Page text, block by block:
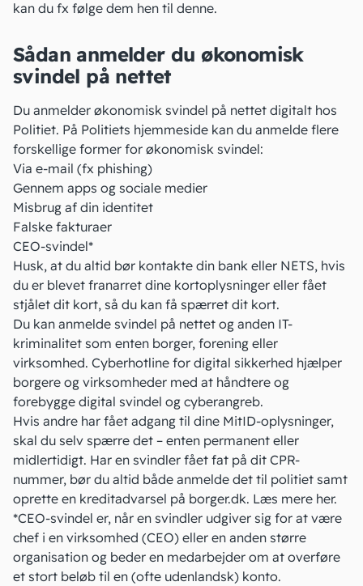
kan du fx følge dem hen til denne.
Sådan anmelder du økonomisk
svindel på nettet
Du anmelder økonomisk svindel på nettet digitalt hos
Politiet. På Politiets hjemmeside kan du anmelde flere
forskellige former for økonomisk svindel:
Via e-mail (fx phishing)
Gennem apps og sociale medier
Misbrug af din identitet
Falske fakturaer
CEO-svindel*
Husk, at du altid bør kontakte din bank eller NETS, hvis
du er blevet franarret dine kortoplysninger eller fået
stjålet dit kort, så du kan få spærret dit kort.
Du kan anmelde svindel på nettet og anden IT-
kriminalitet som enten borger, forening eller
virksomhed. Cyberhotline for digital sikkerhed hjælper
borgere og virksomheder med at håndtere og
forebygge digital svindel og cyberangreb.
Hvis andre har fået adgang til dine MitID-oplysninger,
skal du selv spærre det – enten permanent eller
midlertidigt. Har en svindler fået fat på dit CPR-
nummer, bør du altid både anmelde det til politiet samt
oprette en kreditadvarsel på borger.dk. Læs mere her.
*CEO-svindel er, når en svindler udgiver sig for at være
chef i en virksomhed (CEO) eller en anden større
organisation og beder en medarbejder om at overføre
et stort beløb til en (ofte udenlandsk) konto.